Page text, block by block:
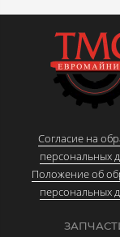
Согласие на
персональных
Положение об
персональных